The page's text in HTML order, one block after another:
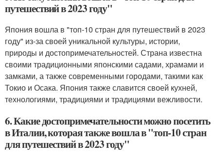
путешествий в 2023 году"
Япония вошла в "топ-10 стран для путешествий в 2023
году" из-за своей уникальной культуры, истории,
природы и достопримечательностей. Страна известна
своими традиционными японскими садами, храмами и
замками, а также современными городами, такими как
Токио и Осака. Япония также славится своей кухней,
технологиями, традициями и традициями вежливости.
6. Какие достопримечательности можно посетить
в Италии, которая также вошла в "топ-10 стран
для путешествий в 2023 году"